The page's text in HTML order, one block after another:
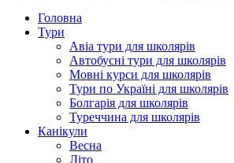
Головна
Тури
Авіа тури для школярів
Автобусні тури для школярів
Мовні курси для школярів
Тури по Україні для школярів
Болгарія для школярів
Туреччина для школярів
Канікули
Весна
Літо